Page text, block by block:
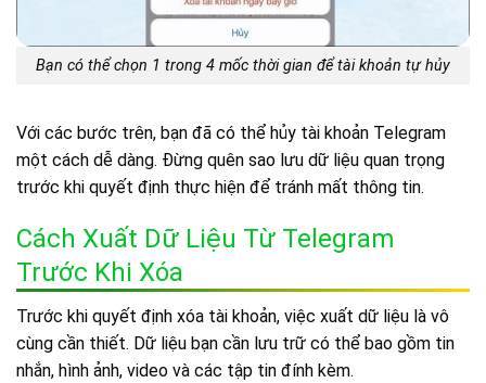
Bạn có thể chọn 1 trong 4 mốc thời gian để tài khoản tự hủy
Với các bước trên, bạn đã có thể hủy tài khoản Telegram
một cách dễ dàng. Đừng quên sao lưu dữ liệu quan trọng
trước khi quyết định thực hiện để tránh mất thông tin.
Cách Xuất Dữ Liệu Từ Telegram
Trước Khi Xóa
Trước khi quyết định xóa tài khoản, việc xuất dữ liệu là vô
cùng cần thiết. Dữ liệu bạn cần lưu trữ có thể bao gồm tin
nhắn, hình ảnh, video và các tập tin đính kèm.